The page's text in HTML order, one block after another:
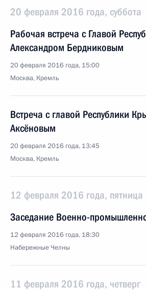
20 февраля 2016 года, суббота
Рабочая встреча с Главой
Александром Бердниковым
20 февраля 2016 года, 15:00
Москва, Кремль
Встреча с главой Республики
Аксёновым
20 февраля 2016 года, 13:45
Москва, Кремль
12 февраля 2016 года, пятница
Заседание Военно-
12 февраля 2016 года, 18:30
Набережные Челны
11 февраля 2016 года, четверг